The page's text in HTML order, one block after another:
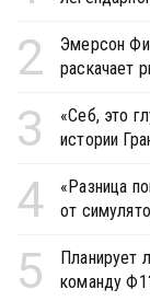
2
Эмерсон
раскачает
3
«Себ, это
истории
4
«Разница
от
5
Планирует
команду